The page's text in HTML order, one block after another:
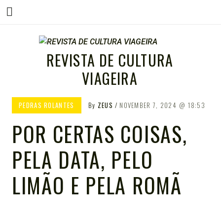
REVISTA DE CULTURA
VIAGEIRA
PEDRAS ROLANTES By ZEUS NOVEMBER 7, 2024 18:53
POR CERTAS COISAS,
PELA DATA, PELO
LIMÃO E PELA ROMÃ